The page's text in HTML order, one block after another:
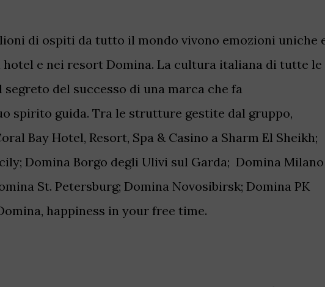
di ospiti da tutto il mondo vivono emozioni uniche
e nei resort Domina. La cultura italiana di tutte le
del successo di una marca che fa
spirito guida. Tra le strutture gestite dal gruppo,
Bay Hotel, Resort, Spa & Casino a Sharm El Sheikh;
Domina Borgo degli Ulivi sul Garda; Domina Milano
St. Petersburg; Domina Novosibirsk; Domina PK
happiness in your free time.